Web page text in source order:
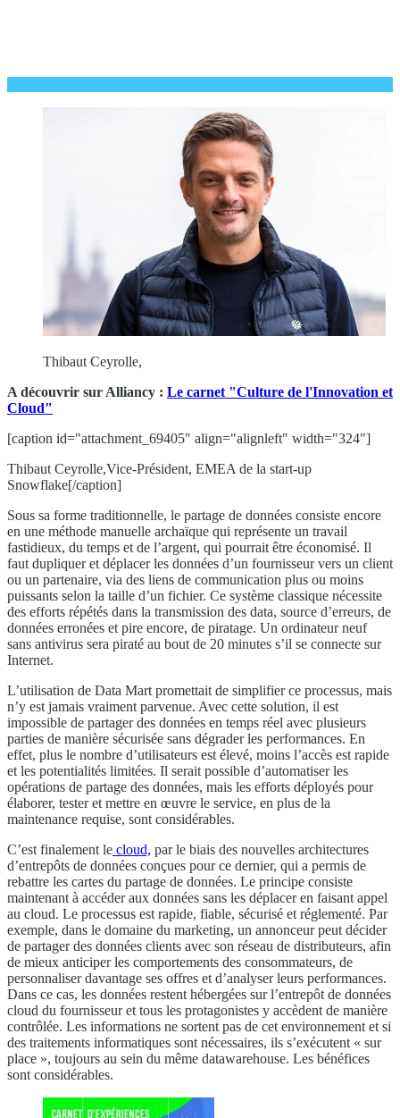
Thibaut Ceyrolle,
A découvrir sur Alliancy : Le carnet "Culture de l'Innovation et
Cloud"
[caption id="attachment_69405" align="alignleft" width="324"]
Thibaut Ceyrolle,Vice-Président, EMEA de la start-up
Snowflake[/caption]
Sous sa forme traditionnelle, le partage de données consiste encore
en une méthode manuelle archaïque qui représente un travail
fastidieux, du temps et de l’argent, qui pourrait être économisé. Il
faut dupliquer et déplacer les données d’un fournisseur vers un client
ou un partenaire, via des liens de communication plus ou moins
puissants selon la taille d’un fichier. Ce système classique nécessite
des efforts répétés dans la transmission des data, source d’erreurs, de
données erronées et pire encore, de piratage. Un ordinateur neuf
sans antivirus sera piraté au bout de 20 minutes s’il se connecte sur
Internet.
L’utilisation de Data Mart promettait de simplifier ce processus, mais
n’y est jamais vraiment parvenue. Avec cette solution, il est
impossible de partager des données en temps réel avec plusieurs
parties de manière sécurisée sans dégrader les performances. En
effet, plus le nombre d’utilisateurs est élevé, moins l’accès est rapide
et les potentialités limitées. Il serait possible d’automatiser les
opérations de partage des données, mais les efforts déployés pour
élaborer, tester et mettre en œuvre le service, en plus de la
maintenance requise, sont considérables.
C’est finalement le cloud, par le biais des nouvelles architectures
d’entrepôts de données conçues pour ce dernier, qui a permis de
rebattre les cartes du partage de données. Le principe consiste
maintenant à accéder aux données sans les déplacer en faisant appel
au cloud. Le processus est rapide, fiable, sécurisé et réglementé. Par
exemple, dans le domaine du marketing, un annonceur peut décider
de partager des données clients avec son réseau de distributeurs, afin
de mieux anticiper les comportements des consommateurs, de
personnaliser davantage ses offres et d’analyser leurs performances.
Dans ce cas, les données restent hébergées sur l’entrepôt de données
cloud du fournisseur et tous les protagonistes y accèdent de manière
contrôlée. Les informations ne sortent pas de cet environnement et si
des traitements informatiques sont nécessaires, ils s’exécutent « sur
place », toujours au sein du même datawarehouse. Les bénéfices
sont considérables.